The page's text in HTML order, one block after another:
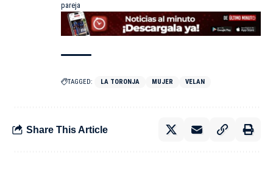
pareja
TAGGED: LA TORONJA MUJER VELAN
Share This Article